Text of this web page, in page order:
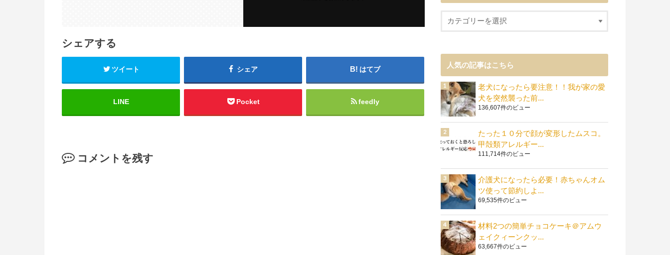
シェアする
ツイート シェア はてブ
LINE Pocket feedly
コメントを残す
人気の記事はこちら
老犬になったら要注意！！我が家の愛
犬を突然襲った前...
136,607件のビュー
たった１０分で顔が変形したムスコ。
甲殻類アレルギー...
111,714件のビュー
介護犬になったら必要！赤ちゃんオム
ツ使って節約しよ...
69,535件のビュー
材料2つの簡単チョコケーキ＠アムウ
ェイクィーンクッ...
63,667件のビュー